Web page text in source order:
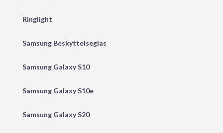
Ringlight
Samsung Beskyttelseglas
Samsung Galaxy S10
Samsung Galaxy S10e
Samsung Galaxy S20